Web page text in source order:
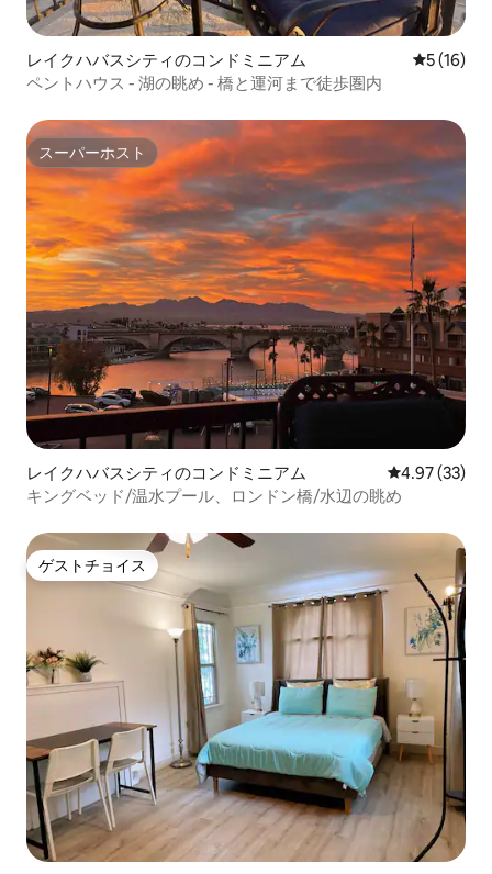
レイクハバスシティのコンドミニアム レビュー
5 (16)
ペントハウス - 湖の眺め - 橋と運河まで徒歩圏内
スーパーホスト
スーパーホスト
レイクハバスシティのコンドミニアム レビュー33
4.97 (33)
キングベッド/温水プール、ロンドン橋/水辺の眺め
ゲストチョイス
ゲストチョイス